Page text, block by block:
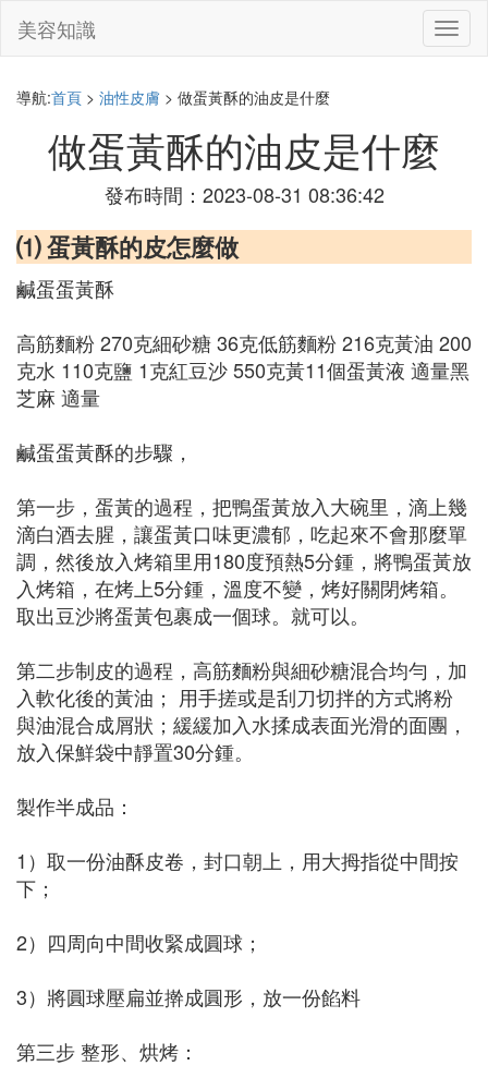
切
換
美容知識
導航:首頁 > 油性皮膚 > 做蛋黃酥的油皮是什麼
做蛋黃酥的油皮是什麼
發布時間：2023-08-31 08:36:42
⑴ 蛋黃酥的皮怎麼做
鹹蛋蛋黃酥
高筋麵粉 270克細砂糖 36克低筋麵粉 216克黃油 200
克水 110克鹽 1克紅豆沙 550克黃11個蛋黃液 適量黑
芝麻 適量
鹹蛋蛋黃酥的步驟，
第一步，蛋黃的過程，把鴨蛋黃放入大碗里，滴上幾
滴白酒去腥，讓蛋黃口味更濃郁，吃起來不會那麼單
調，然後放入烤箱里用180度預熱5分鍾，將鴨蛋黃放
入烤箱，在烤上5分鍾，溫度不變，烤好關閉烤箱。
取出豆沙將蛋黃包裹成一個球。就可以。
第二步制皮的過程，高筋麵粉與細砂糖混合均勻，加
入軟化後的黃油； 用手搓或是刮刀切拌的方式將粉
與油混合成屑狀；緩緩加入水揉成表面光滑的面團，
放入保鮮袋中靜置30分鍾。
製作半成品：
1）取一份油酥皮卷，封口朝上，用大拇指從中間按
下；
2）四周向中間收緊成圓球；
3）將圓球壓扁並擀成圓形，放一份餡料
第三步 整形、烘烤：